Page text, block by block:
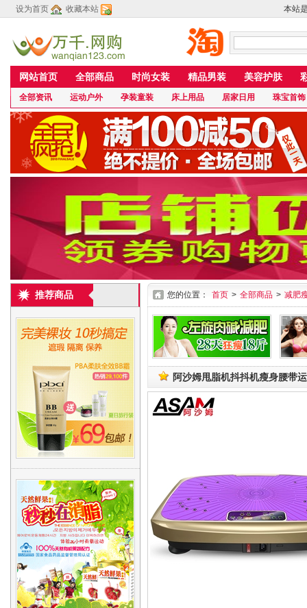
设为首页 收藏本站 本站
网站首页 全部商品 时尚女装 精品男装 美容护肤
全部资讯 运动户外 孕装童装 床上用品 居家日用 珠宝首饰
推荐商品 您的位置： 首页 > 全部商品 > 减肥
阿沙姆甩脂机抖抖机瘦身腰带